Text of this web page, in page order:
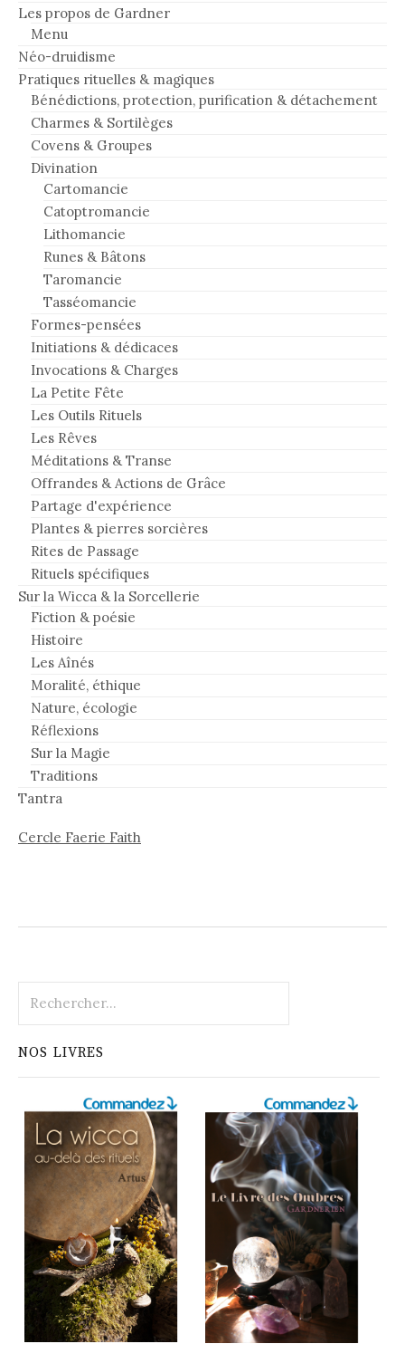
Les propos de Gardner
Menu
Néo-druidisme
Pratiques rituelles & magiques
Bénédictions, protection, purification & détachement
Charmes & Sortilèges
Covens & Groupes
Divination
Cartomancie
Catoptromancie
Lithomancie
Runes & Bâtons
Taromancie
Tasséomancie
Formes-pensées
Initiations & dédicaces
Invocations & Charges
La Petite Fête
Les Outils Rituels
Les Rêves
Méditations & Transe
Offrandes & Actions de Grâce
Partage d'expérience
Plantes & pierres sorcières
Rites de Passage
Rituels spécifiques
Sur la Wicca & la Sorcellerie
Fiction & poésie
Histoire
Les Aînés
Moralité, éthique
Nature, écologie
Réflexions
Sur la Magie
Traditions
Tantra
Cercle Faerie Faith
NOS LIVRES